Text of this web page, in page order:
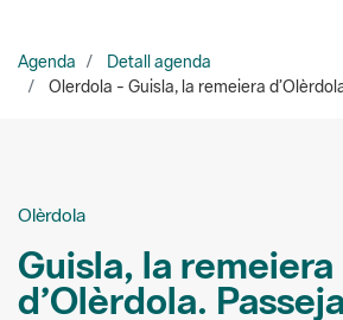
d’Olèrdola.
Passejades guiades | Visites guiades |
Educació ambiental